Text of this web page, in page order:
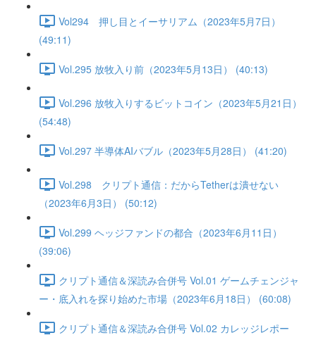
Vol294 押し目とイーサリアム（2023年5月7日）
(49:11)
Vol.295 放牧入り前（2023年5月13日） (40:13)
Vol.296 放牧入りするビットコイン（2023年5月21日）
(54:48)
Vol.297 半導体AIバブル（2023年5月28日） (41:20)
Vol.298 クリプト通信：だからTetherは潰せない
（2023年6月3日） (50:12)
Vol.299 ヘッジファンドの都合（2023年6月11日）
(39:06)
クリプト通信＆深読み合併号 Vol.01 ゲームチェンジャ
ー・底入れを探り始めた市場（2023年6月18日） (60:08)
クリプト通信＆深読み合併号 Vol.02 カレッジレポー